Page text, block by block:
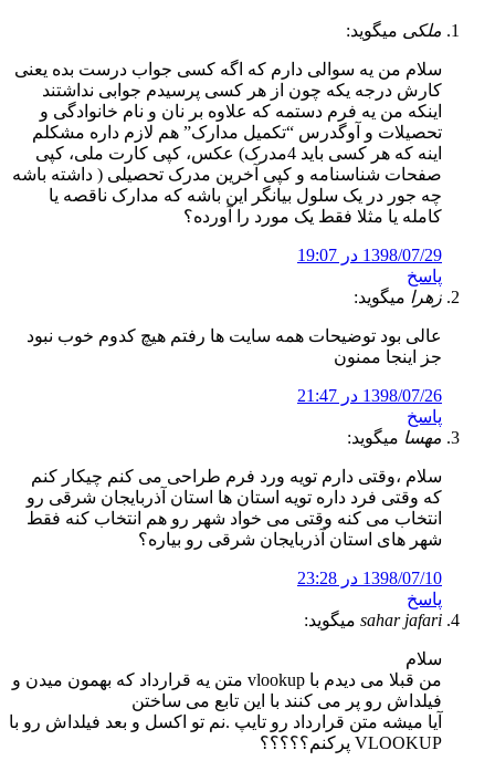
ملکی میگوید:
سلام من یه سوالی دارم که اگه کسی جواب درست بده یعنی
کارش درجه یکه چون از هر کسی پرسیدم جوابی نداشتند
اینکه من یه فرم دستمه که علاوه بر نان و نام خانوادگی و
تحصیلات و آوگدرس “تکمیل مدارک” هم لازم داره مشکلم
اینه که هر کسی باید 4مدرک) عکس، کپی کارت ملی، کپی
صفحات شناسنامه و کپی آخرین مدرک تحصیلی ( داشته باشه
چه جور در یک سلول بیانگر این باشه که مدارک ناقصه یا
کامله یا مثلا فقط یک مورد را آورده؟
1398/07/29 در 19:07
پاسخ
زهرا میگوید:
عالی بود توضیحات همه سایت ها رفتم هیچ کدوم خوب نبود
جز اینجا ممنون
1398/07/26 در 21:47
پاسخ
مهسا میگوید:
سلام ،وقتی دارم تویه ورد فرم طراحی می کنم چیکار کنم
که وقتی فرد داره تویه استان ها استان آذربایجان شرقی رو
انتخاب می کنه وقتی می خواد شهر رو هم انتخاب کنه فقط
شهر های استان آذربایجان شرقی رو بیاره؟
1398/07/10 در 23:28
پاسخ
sahar jafari میگوید:
سلام
من قبلا می دیدم با vlookup متن یه قرارداد که بهمون میدن و
فیلداش رو پر می کنند با این تابع می ساختن
آیا میشه متن قرارداد رو تایپ .نم تو اکسل و بعد فیلداش رو با
VLOOKUP پرکنم؟؟؟؟؟